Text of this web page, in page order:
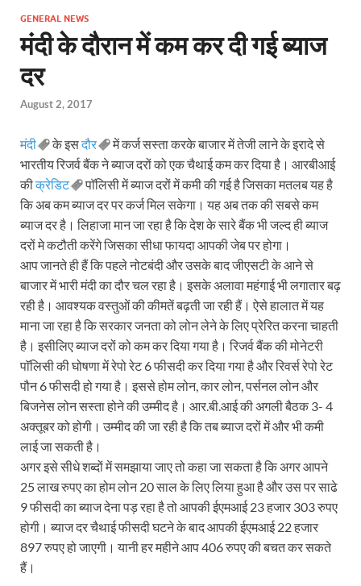
GENERAL NEWS
मंदी के दौरान में कम कर दी गई ब्याज
दर
August 2, 2017
मंदी के इसदौर
में कर्ज सस्ता करके बाजार में तेजी लाने के इरादे से
भारतीय रिजर्व बैंक ने ब्याज दरों को एक चैथाई कम कर दिया है। आरबीआई
कीक्रेडिट
पाॅलिसी में ब्याज दरों में कमी की गई है जिसका मतलब यह है
कि अब कम ब्याज दर पर कर्ज मिल सकेगा। यह अब तक की सबसे कम
ब्याज दर है। लिहाजा मान जा रहा है कि देश के सारे बैंक भी जल्द ही ब्याज
दरों मे कटौती करेंगे जिसका सीधा फायदा आपकी जेब पर होगा।
आप जानते ही हैं कि पहले नोटबंदी और उसके बाद जीएसटी के आने से
बाजार में भारी मंदी का दौर चल रहा है। इसके अलावा महंगाई भी लगातार बढ़
रही है। आवश्यक वस्तुओं की कीमतें बढ़ती जा रही हैं। ऐसे हालात में यह
माना जा रहा है कि सरकार जनता को लोन लेने के लिए प्रेरित करना चाहती
है। इसीलिए ब्याज दरों को कम कर दिया गया है। रिजर्व बैंक की मोनेटरी
पाॅलिसी की घोषणा में रेपो रेट 6 फीसदी कर दिया गया है और रिवर्स रेपो रेट
पौन 6 फीसदी हो गया है। इससे होम लोन, कार लोन, पर्सनल लोन और
बिजनेस लोन सस्ता होने की उम्मीद है। आर.बी.आई की अगली बैठक 3- 4
अक्तूबर को होगी। उम्मीद की जा रही है कि तब ब्याज दरों में और भी कमी
लाई जा सकती है।
अगर इसे सीधे शब्दों में समझाया जाए तो कहा जा सकता है कि अगर आपने
25 लाख रुपए का होम लोन 20 साल के लिए लिया हुआ है और उस पर साढे
9 फीसदी का ब्याज देना पड़ रहा है तो आपकी ईएमआई 23 हजार 303 रुपए
होगी। ब्याज दर चैथाई फीसदी घटने के बाद आपकी ईएमआई 22 हजार
897 रुपए हो जाएगी। यानी हर महीने आप 406 रुपए की बचत कर सकते
हैं।